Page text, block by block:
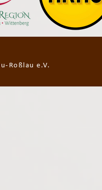
Roßlau e.V.